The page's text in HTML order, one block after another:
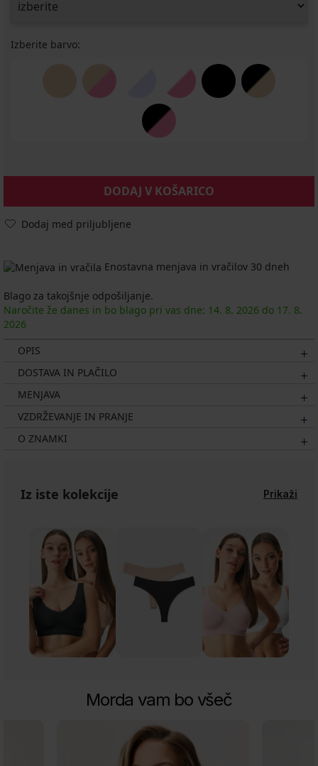
Izberite barvo:
DODAJ V KOŠARICO
Dodaj med priljubljene
Enostavna menjava in vračilov 30 dneh
Blago za takojšnje odpošiljanje.
Naročite že danes in bo blago pri vas dne: 14. 8. 2026 do 17. 8.
2026
OPIS
DOSTAVA IN PLAČILO
MENJAVA
VZDRŽEVANJE IN PRANJE
O ZNAMKI
Iz iste kolekcije Prikaži
Morda vam bo všeč